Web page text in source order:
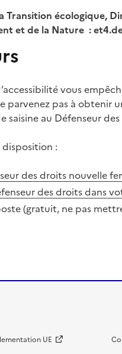
Transition écologique,
et de la Nature :
vous
parvenez pas à
saisine au Défenseur
disposition :
des droits nouvelle
des droits dans
(gratuit, ne pas
UE